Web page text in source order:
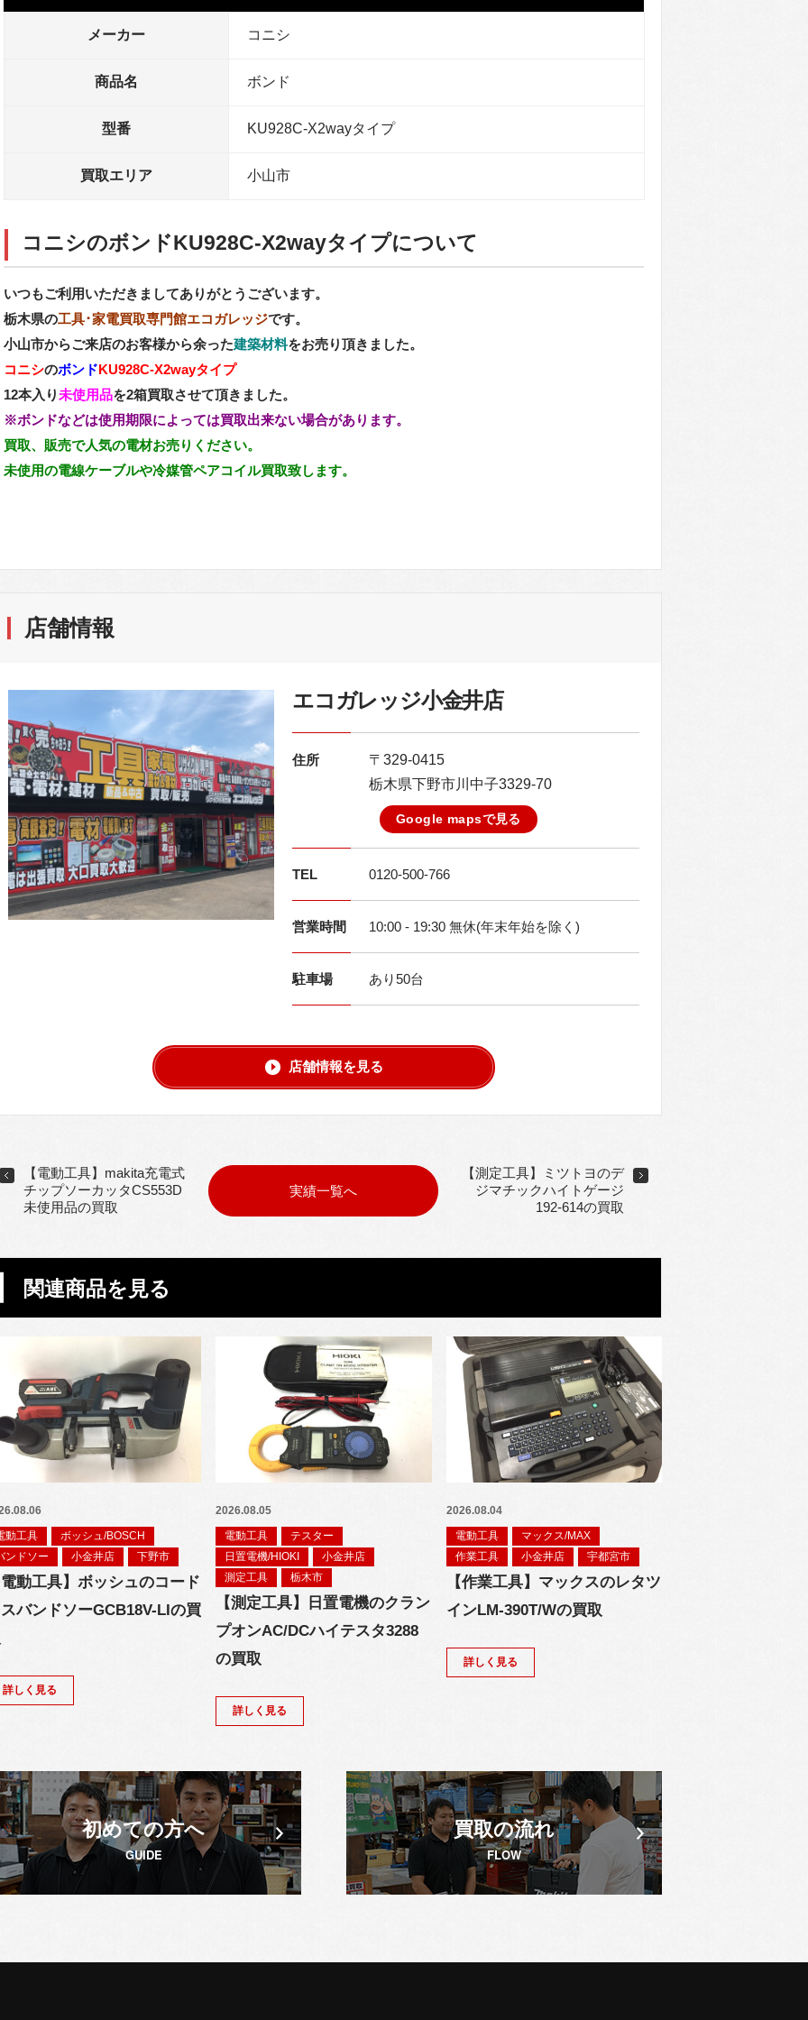
メーカー コニシ
商品名 ボンド
型番 KU928C-X2wayタイプ
買取エリア 小山市
コニシのボンドKU928C-X2wayタイプについて
いつもご利用いただきましてありがとうございます。
栃木県の工具･家電買取専門館エコガレッジです。
小山市からご来店のお客様から余った建築材料をお売り頂きました。
コニシのボンドKU928C-X2wayタイプ
12本入り未使用品を2箱買取させて頂きました。
※ボンドなどは使用期限によっては買取出来ない場合があります。
買取、販売で人気の電材お売りください。
未使用の電線ケーブルや冷媒管ペアコイル買取致します。
店舗情報
エコガレッジ小金井店
住所
〒329-0415
栃木県下野市川中子3329-70
Google mapsで見る
TEL 0120-500-766
営業時間 10:00 - 19:30 無休(年末年始を除く)
駐車場 あり50台
店舗情報を見る
【電動工具】makita充電式
チップソーカッタCS553D
未使用品の買取
実績一覧へ
【測定工具】ミツトヨのデ
ジマチックハイトゲージ
192-614の買取
関連商品を見る
動工具
ボッシュ/BOSCH
ンドソー
小金井店 下野市
動工具】ボッシュのコード
バンドソーGCB18V-LIの買
詳しく見る
2026.08.05
電動工具
テスター
日置電機/HIOKI
小金井店
測定工具
栃木市
【測定工具】日置電機のクラン
プオンAC/DCハイテスタ3288
の買取
詳しく見る
2026.08.04
電動工具
マックス/MAX
作業工具
小金井店 宇都宮市
【作業工具】マックスのレタツ
インLM-390T/Wの買取
詳しく見る
初めての方へ
GUIDE
買取の流れ
FLOW